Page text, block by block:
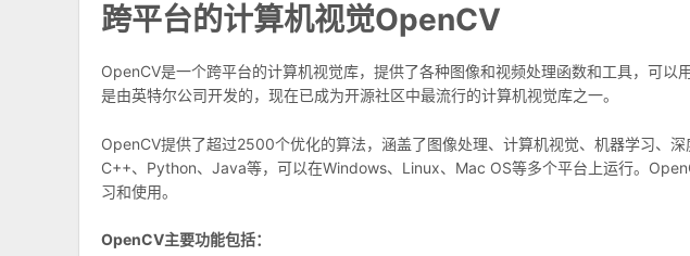
跨平台的计算机视觉OpenCV
OpenCV是一个跨平台的计算机视觉库，提供了各种图像和视频处理函数和工具，可以
是由英特尔公司开发的，现在已成为开源社区中最流行的计算机视觉库之一。
OpenCV提供了超过2500个优化的算法，涵盖了图像处理、计算机视觉、机器学习、
C++、Python、Java等，可以在Windows、Linux、Mac OS等多个平台上运行。
习和使用。
OpenCV主要功能包括：